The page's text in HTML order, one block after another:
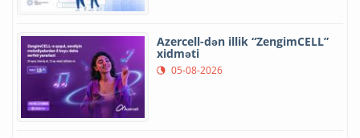
Azercell-dən illik “ZengimCELL”
xidməti
05-08-2026